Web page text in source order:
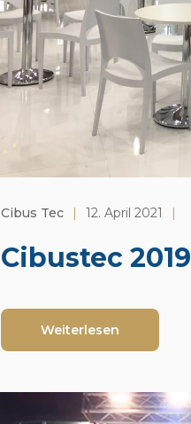
Cibus Tec | 12. April 2021 |
Cibustec 2019
Weiterlesen